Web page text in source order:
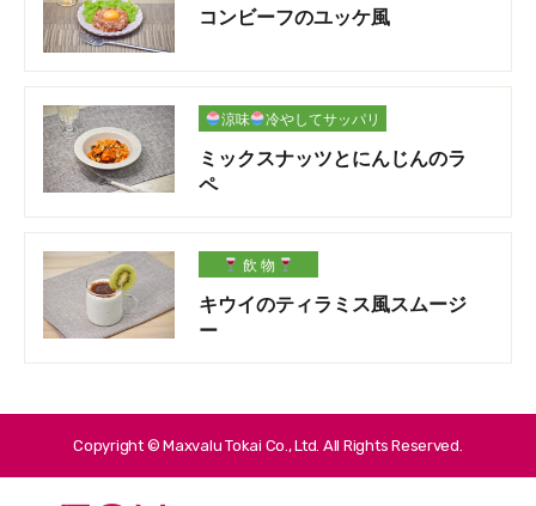
コンビーフのユッケ風
涼味 冷やしてサッパリ
ミックスナッツとにんじんのラ
ペ
飲 物
キウイのティラミス風スムージ
ー
Copyright © Maxvalu Tokai Co., Ltd. All Rights Reserved.